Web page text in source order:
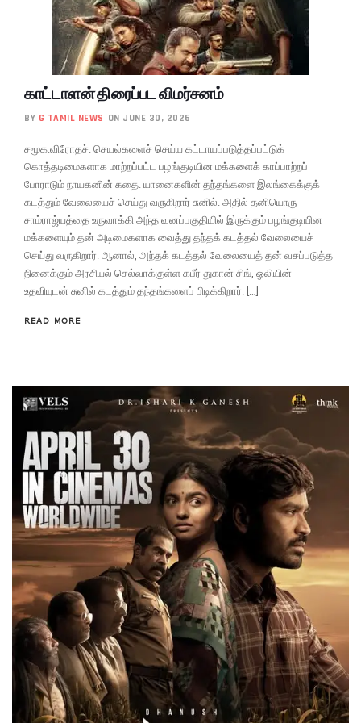
காட்டாளன் திரைப்பட விமர்சனம்
BY G TAMIL NEWS ON JUNE 30, 2026
சமூக.விரோதச். செயல்களைச் செய்ய கட்டாயப்படுத்தப்பட்டுக்
கொத்தடிமைகளாக மாற்றப்பட்ட பழங்குடியின மக்களைக் காப்பாற்றப்
போராடும் நாயகனின் கதை. யானைகளின் தந்தங்களை இலங்கைக்குக்
கடத்தும் வேலையைச் செய்து வருகிறார் சுனில். அதில் தனியொரு
சாம்ராஜ்யத்தை உருவாக்கி அந்த வனப்பகுதியில் இருக்கும் பழங்குடியின
மக்களையும் தன் அடிமைகளாக வைத்து தந்தக் கடத்தல் வேலையைச்
செய்து வருகிறார். ஆனால், அந்தக் கடத்தல் வேலையைத் தன் வசப்படுத்த
நினைக்கும் அரசியல் செல்வாக்குள்ள கபீர் துகான் சிங், ஒலியின்
உதவியுடன் சுனில் கடத்தும் தந்தங்களைப் பிடிக்கிறார். […]
READ MORE